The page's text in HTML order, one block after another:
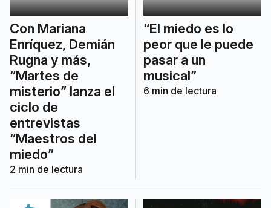
Con Mariana
Enríquez, Demián
Rugna y más,
“Martes de
misterio” lanza el
ciclo de
entrevistas
“Maestros del
miedo”
2 min de lectura
“El miedo es lo
peor que le puede
pasar a un
musical”
6 min de lectura